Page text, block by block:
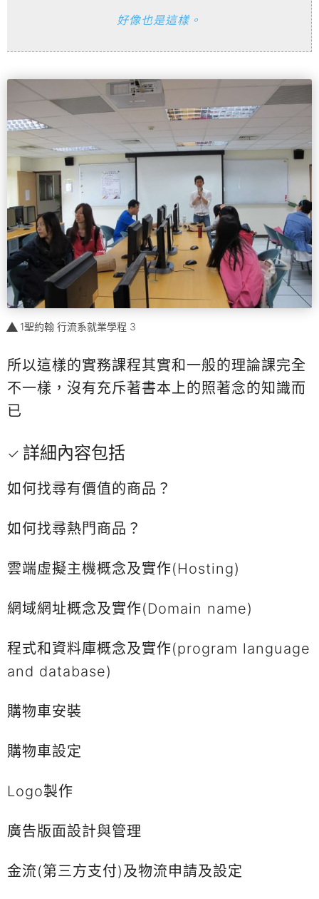
好像也是這樣。
1聖約翰 行流系就業學程 3
所以這樣的實務課程其實和一般的理論課完全
不一樣，沒有充斥著書本上的照著念的知識而
已
詳細內容包括
如何找尋有價值的商品？
如何找尋熱門商品？
雲端虛擬主機概念及實作(Hosting)
網域網址概念及實作(Domain name)
程式和資料庫概念及實作(program language
and database)
購物車安裝
購物車設定
Logo製作
廣告版面設計與管理
金流(第三方支付)及物流申請及設定